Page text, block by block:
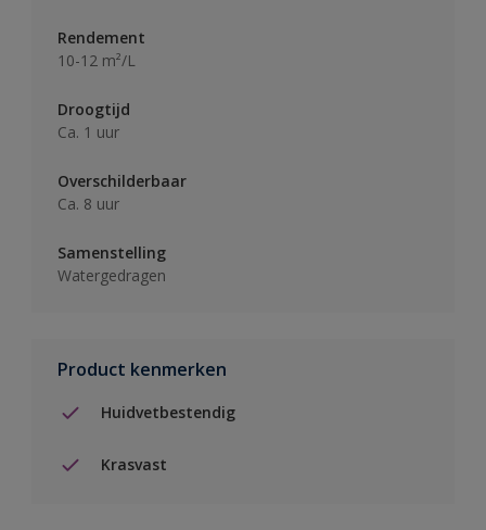
Rendement
10-12 m²/L
Droogtijd
Ca. 1 uur
Overschilderbaar
Ca. 8 uur
Samenstelling
Watergedragen
Product kenmerken
Huidvetbestendig
Krasvast